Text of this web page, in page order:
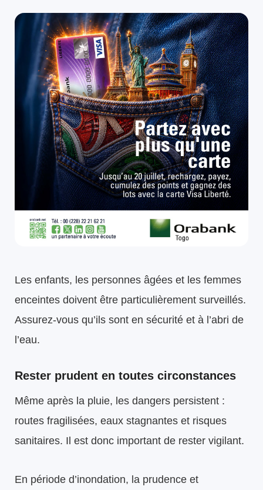
Les enfants, les personnes âgées et les femmes
enceintes doivent être particulièrement surveillés.
Assurez-vous qu’ils sont en sécurité et à l’abri de
l’eau.
Rester prudent en toutes circonstances
Même après la pluie, les dangers persistent :
routes fragilisées, eaux stagnantes et risques
sanitaires. Il est donc important de rester vigilant.
En période d’inondation, la prudence et